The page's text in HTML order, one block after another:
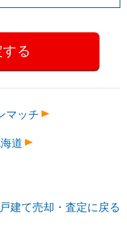
マッチ
道
建て売却・査定に戻る